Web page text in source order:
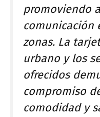
promoviendo
comunicación
zonas. La
urbano y los
ofrecidos
compromiso
comodidad y